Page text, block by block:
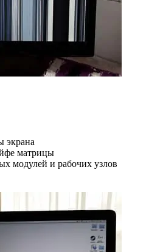
экрана
матрицы
модулей и рабочих узлов